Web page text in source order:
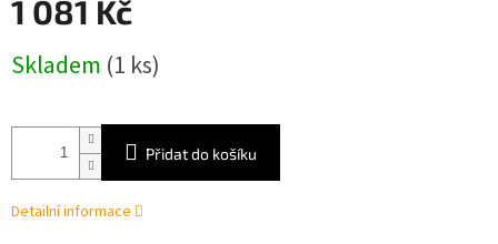
1 081 Kč
cena:
Skladem (1 ks)
Přidat do košíku
Detailní informace